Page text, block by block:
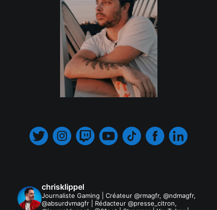
chrisklippel
Journaliste Gaming | Créateur @rmagfr, @ndmagfr,
@absurdvmagfr | Rédacteur @presse_citron,